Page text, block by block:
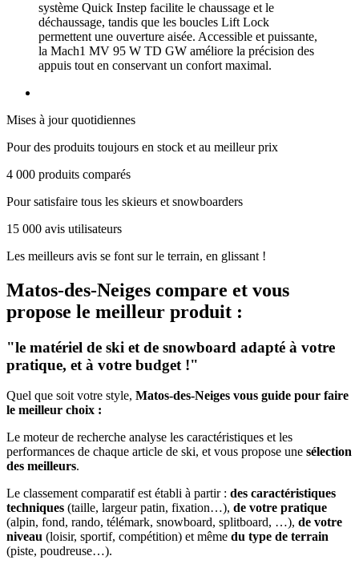
système Quick Instep facilite le chaussage et le
déchaussage, tandis que les boucles Lift Lock
permettent une ouverture aisée. Accessible et puissante,
la Mach1 MV 95 W TD GW améliore la précision des
appuis tout en conservant un confort maximal.
Mises à jour quotidiennes
Pour des produits toujours en stock et au meilleur prix
4 000 produits comparés
Pour satisfaire tous les skieurs et snowboarders
15 000 avis utilisateurs
Les meilleurs avis se font sur le terrain, en glissant !
Matos-des-Neiges compare et vous
propose le meilleur produit :
"le matériel de ski et de snowboard adapté à votre
pratique, et à votre budget !"
Quel que soit votre style, Matos-des-Neiges vous guide pour faire
le meilleur choix :
Le moteur de recherche analyse les caractéristiques et les
performances de chaque article de ski, et vous propose une sélection
des meilleurs.
Le classement comparatif est établi à partir : des caractéristiques
techniques (taille, largeur patin, fixation…), de votre pratique
(alpin, fond, rando, télémark, snowboard, splitboard, …), de votre
niveau (loisir, sportif, compétition) et même du type de terrain
(piste, poudreuse…).